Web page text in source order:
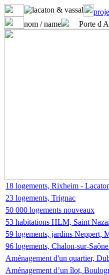
nom / name
Porte d
18 logements, Rixheim -
23 logements, Trignac
50 000 logements nouveaux
53 habitations HLM, Saint
59 logements, jardins Neppert,
96 logements, Chalon-sur-
Aménagement d'un quartier,
Aménagement d’un îlot,